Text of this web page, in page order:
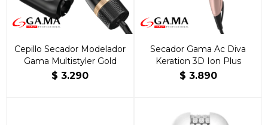
Cepillo Secador Modelador
Gama Multistyler Gold
$ 3.290
Secador Gama Ac Diva
Keration 3D Ion Plus
$ 3.890